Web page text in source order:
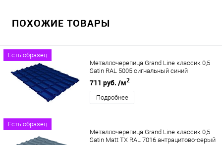
ПОХОЖИЕ ТОВАРЫ
Есть образец
Металлочерепица Grand Line классик 0,5
Satin RAL 5005 сигнальный синий
711 руб. /м2
Подробнее
Есть образец
Металлочерепица Grand Line классик 0,5
Satin Matt TX RAL 7016 антрацитово-серый